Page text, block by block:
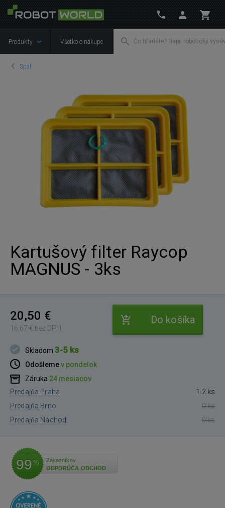
Produkty Všetko o nákupe
Späť
Kartušový filter Raycop
MAGNUS - 3ks
20,50 €
16,67 € bez DPH
Do košíka
Skladom3-5 ks
Odošlemev pondelok
Záruka 24 mesiacov
Predajňa Praha
1-2 ks
Predajňa Brno
0 ks
Predajňa Náchod
0 ks
99 %
Zákazníkov
ODPORÚČA OBCHOD